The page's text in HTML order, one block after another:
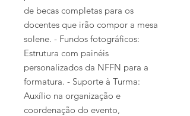
de becas completas para os
docentes que irão compor a mesa
solene. - Fundos fotográficos:
Estrutura com painéis
personalizados da NFFN para a
formatura. - Suporte à Turma:
Auxílio na organização e
coordenação do evento,